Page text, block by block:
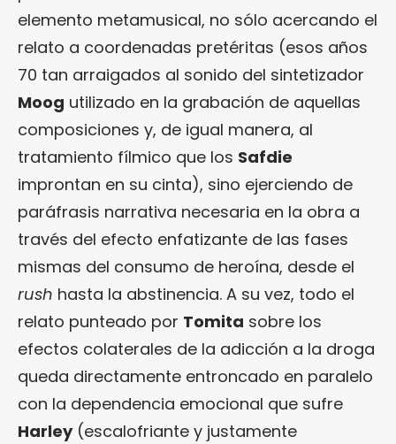
elemento metamusical, no sólo acercando el
relato a coordenadas pretéritas (esos años
70 tan arraigados al sonido del sintetizador
Moog utilizado en la grabación de aquellas
composiciones y, de igual manera, al
tratamiento fílmico que los Safdie
improntan en su cinta), sino ejerciendo de
paráfrasis narrativa necesaria en la obra a
través del efecto enfatizante de las fases
mismas del consumo de heroína, desde el
rush hasta la abstinencia. A su vez, todo el
relato punteado por Tomita sobre los
efectos colaterales de la adicción a la droga
queda directamente entroncado en paralelo
con la dependencia emocional que sufre
Harley(escalofriante y justamente